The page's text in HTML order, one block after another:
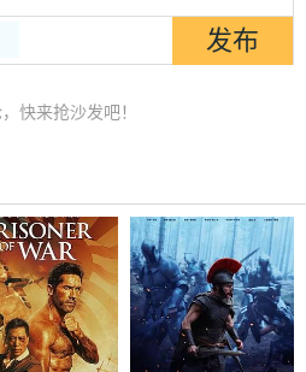
快来抢沙发吧！